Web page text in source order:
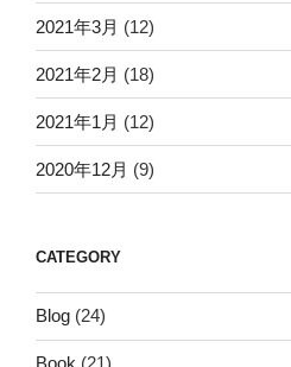
2021年3月 (12)
2021年2月 (18)
2021年1月 (12)
2020年12月 (9)
CATEGORY
Blog (24)